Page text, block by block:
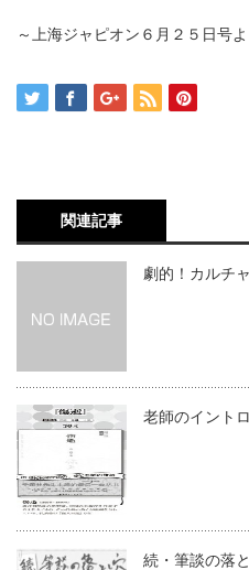
～上海ジャピオン６月２５日号よ
関連記事
劇的！カルチ
老師のイント
続・筆談の落